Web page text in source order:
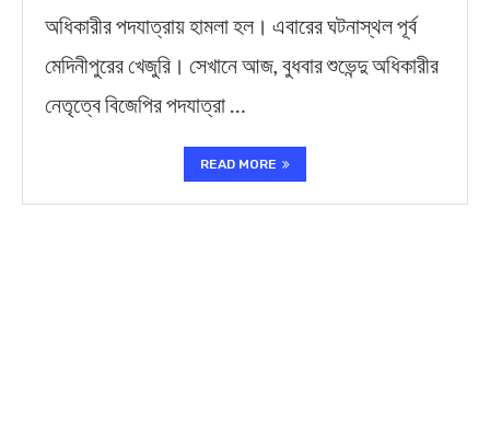
অধিকারীর পদযাত্রায় হামলা হল। এবারের ঘটনাস্থল পূর্ব
মেদিনীপুরের খেজুরি। সেখানে আজ, বুধবার শুভেন্দু অধিকারীর
নেতৃত্বে বিজেপির পদযাত্রা …
READ MORE